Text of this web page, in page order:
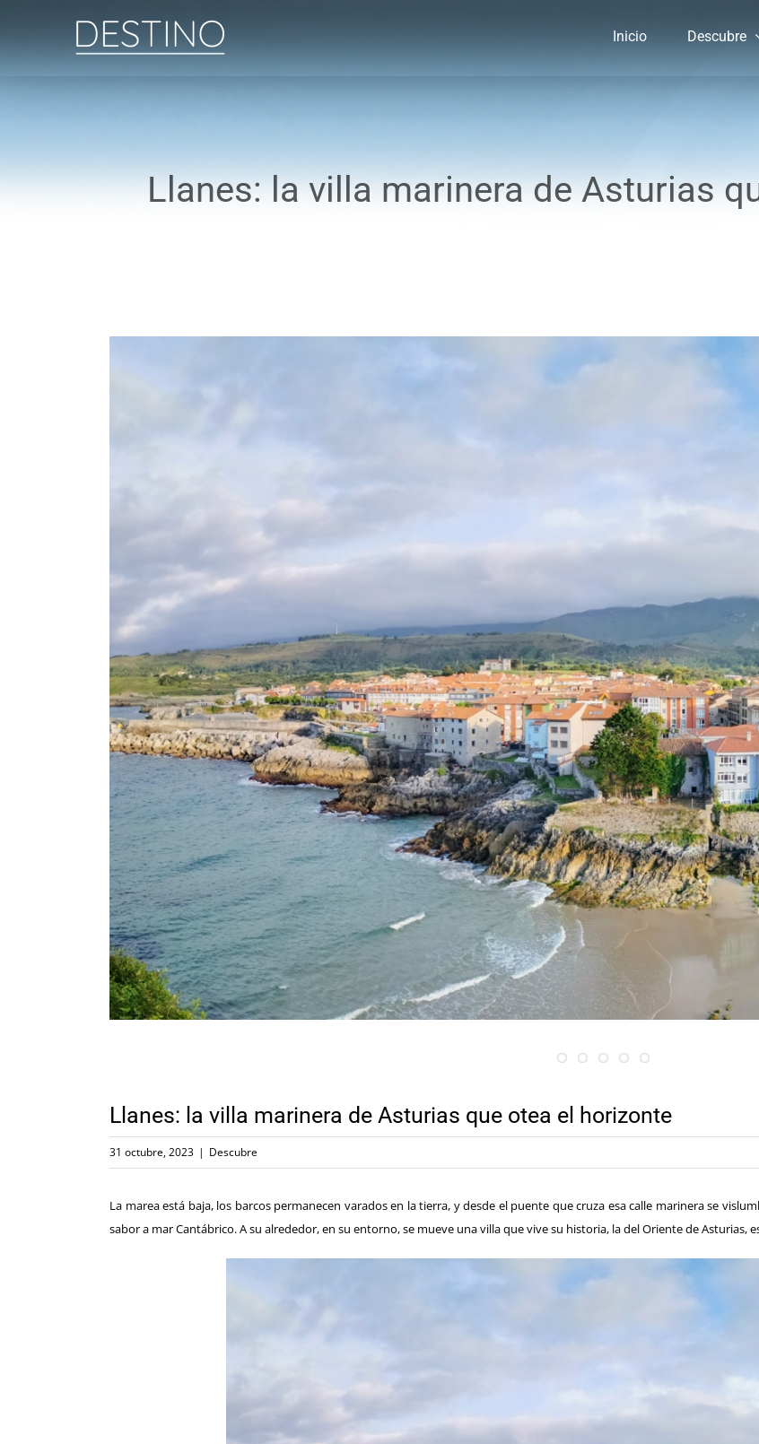
Inicio Descubre
Llanes: la villa marinera de Asturias
Llanes: la villa marinera de Asturias que otea el horizonte
31 octubre, 2023 | Descubre
La marea está baja, los barcos permanecen varados en la tierra, y desde el puente que cruza esa calle marinera se
sabor a mar Cantábrico. A su alrededor, en su entorno, se mueve una villa que vive su historia, la del Oriente de Asturias,